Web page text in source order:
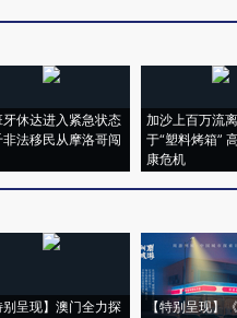
牙休达进入紧急状态
非法移民从摩洛哥闯
加沙上百万流
于“塑料烤箱”
康危机
别呈现】澳门全力探
【特别呈现】